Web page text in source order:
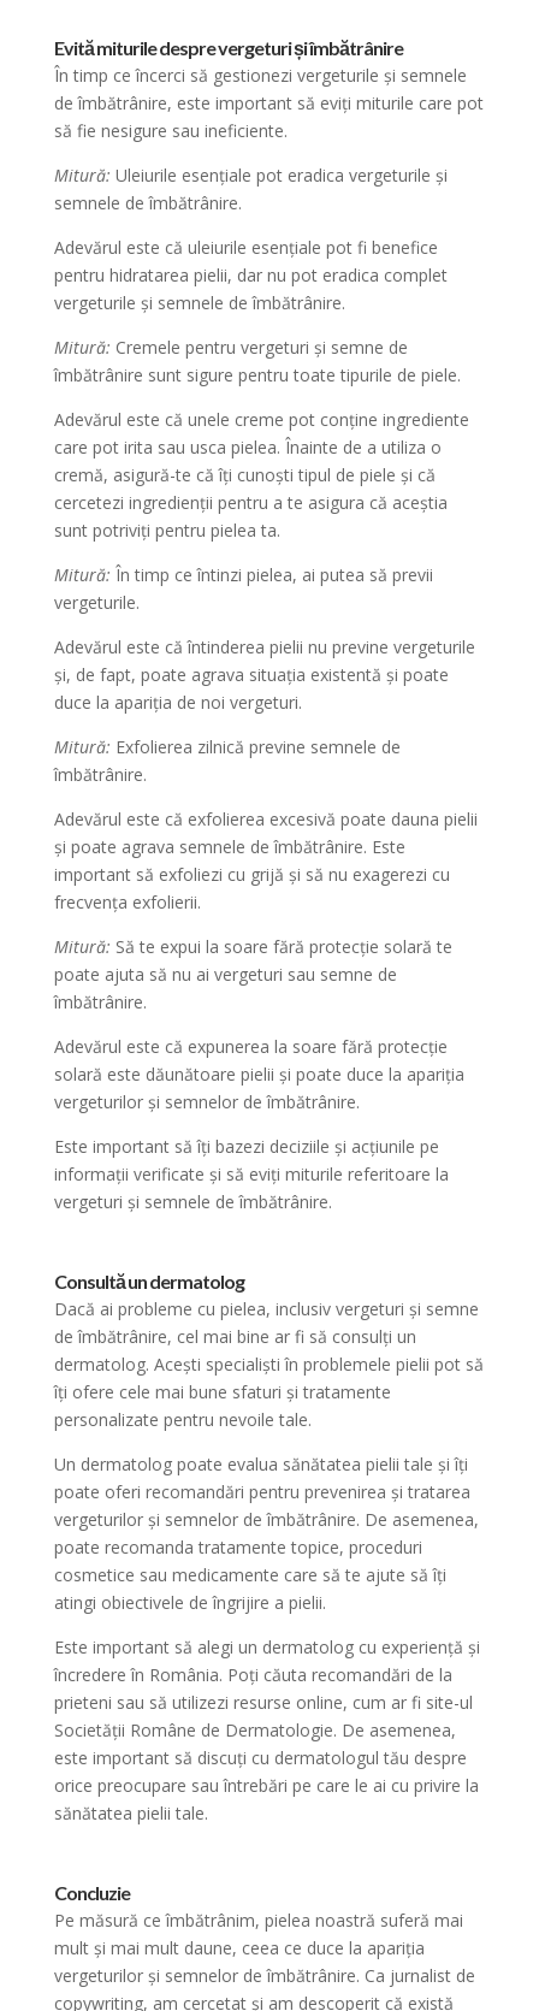
Evită miturile despre vergeturi și îmbătrânire
În timp ce încerci să gestionezi vergeturile și semnele
de îmbătrânire, este important să eviți miturile care pot
să fie nesigure sau ineficiente.
Mitură: Uleiurile esențiale pot eradica vergeturile și
semnele de îmbătrânire.
Adevărul este că uleiurile esențiale pot fi benefice
pentru hidratarea pielii, dar nu pot eradica complet
vergeturile și semnele de îmbătrânire.
Mitură: Cremele pentru vergeturi și semne de
îmbătrânire sunt sigure pentru toate tipurile de piele.
Adevărul este că unele creme pot conține ingrediente
care pot irita sau usca pielea. Înainte de a utiliza o
cremă, asigură-te că îți cunoști tipul de piele și că
cercetezi ingredienții pentru a te asigura că aceștia
sunt potriviți pentru pielea ta.
Mitură: În timp ce întinzi pielea, ai putea să previi
vergeturile.
Adevărul este că întinderea pielii nu previne vergeturile
și, de fapt, poate agrava situația existentă și poate
duce la apariția de noi vergeturi.
Mitură: Exfolierea zilnică previne semnele de
îmbătrânire.
Adevărul este că exfolierea excesivă poate dauna pielii
și poate agrava semnele de îmbătrânire. Este
important să exfoliezi cu grijă și să nu exagerezi cu
frecvența exfolierii.
Mitură: Să te expui la soare fără protecție solară te
poate ajuta să nu ai vergeturi sau semne de
îmbătrânire.
Adevărul este că expunerea la soare fără protecție
solară este dăunătoare pielii și poate duce la apariția
vergeturilor și semnelor de îmbătrânire.
Este important să îți bazezi deciziile și acțiunile pe
informații verificate și să eviți miturile referitoare la
vergeturi și semnele de îmbătrânire.
Consultă un dermatolog
Dacă ai probleme cu pielea, inclusiv vergeturi și semne
de îmbătrânire, cel mai bine ar fi să consulți un
dermatolog. Acești specialiști în problemele pielii pot să
îți ofere cele mai bune sfaturi și tratamente
personalizate pentru nevoile tale.
Un dermatolog poate evalua sănătatea pielii tale și îți
poate oferi recomandări pentru prevenirea și tratarea
vergeturilor și semnelor de îmbătrânire. De asemenea,
poate recomanda tratamente topice, proceduri
cosmetice sau medicamente care să te ajute să îți
atingi obiectivele de îngrijire a pielii.
Este important să alegi un dermatolog cu experiență și
încredere în România. Poți căuta recomandări de la
prieteni sau să utilizezi resurse online, cum ar fi site-ul
Societății Române de Dermatologie. De asemenea,
este important să discuți cu dermatologul tău despre
orice preocupare sau întrebări pe care le ai cu privire la
sănătatea pielii tale.
Concluzie
Pe măsură ce îmbătrânim, pielea noastră suferă mai
mult și mai mult daune, ceea ce duce la apariția
vergeturilor și semnelor de îmbătrânire. Ca jurnalist de
copywriting, am cercetat și am descoperit că există